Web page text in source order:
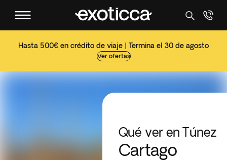
Hasta 500€ en crédito de viaje | Termina el 30 de agosto
Ver ofertas
Qué ver en Túnez
Cartago